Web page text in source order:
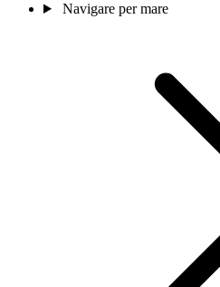
Navigare per mare